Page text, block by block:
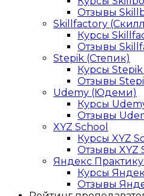
Отзывы
Skillfactory
Курсы
Отзывы
Stepik (Степик)
Курсы
Отзывы
Udemy (Юдеми)
Курсы
Отзывы
XYZ School
Курсы XYZ
Отзывы XYZ
Яндекс
Курсы
Отзывы